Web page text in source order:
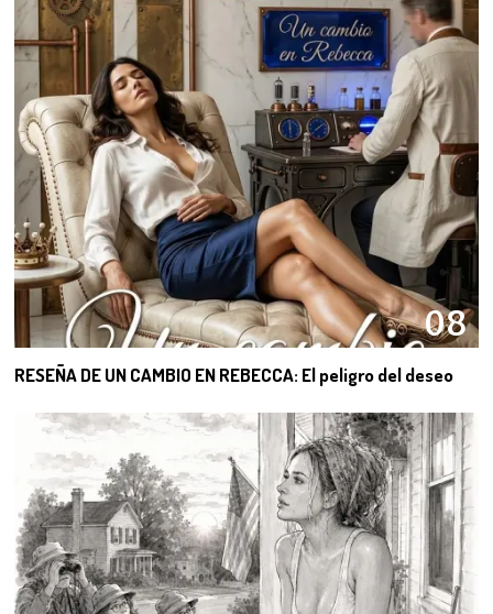
08
RESEÑA DE UN CAMBIO EN REBECCA: El peligro del deseo